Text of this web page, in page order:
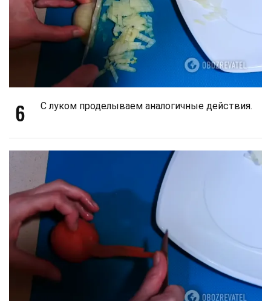
6 С луком проделываем аналогичные действия.